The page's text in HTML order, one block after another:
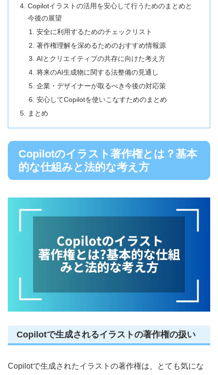
Copilotイラストの活用を安心して行うためのまとめと
今後の展望
安全に利用するためのチェックリスト
著作権理解を深めるためのおすすめ情報源
AIとクリエイティブの共存に向けた考え方
将来のAI生成物に関する法整備の見通し
企業・デザイナーが取るべき今後の対応策
安心してCopilotを使いこなすためのまとめ
まとめ
Copilotのイラスト著作権とは？基本
的な仕組みと法的な考え方
Copilotで生成されるイラストの著作権の扱い
Copilotで生成されたイラストの著作権は、とても気にな